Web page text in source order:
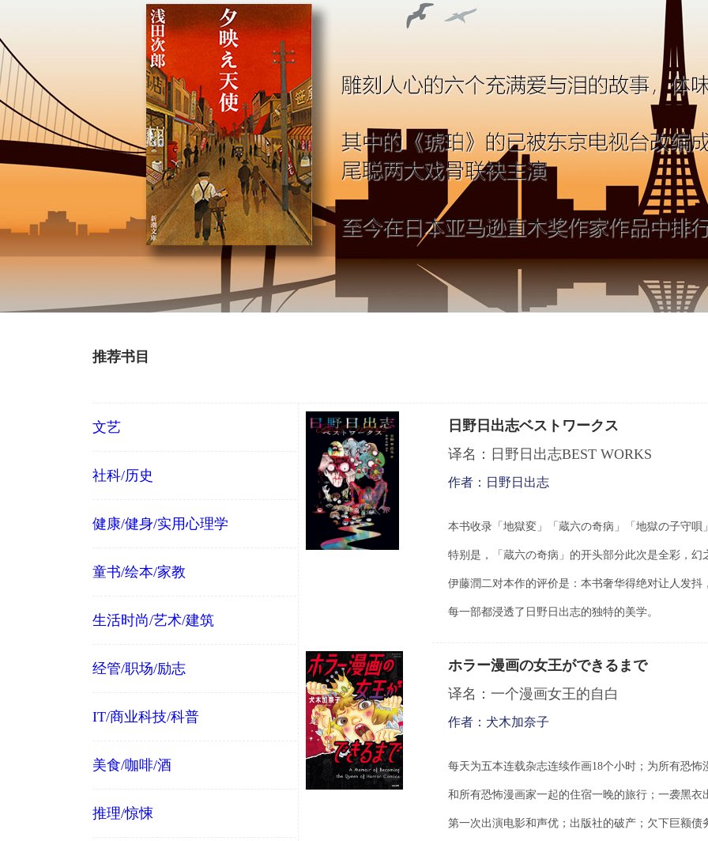
推荐书目
文艺
社科/历史
健康/健身/实用心理学
童书/绘本/家教
生活时尚/艺术/建筑
经管/职场/励志
IT/商业科技/科普
美食/咖啡/酒
推理/惊悚
日野日出志ベストワークス
译名：日野日出志BEST WORKS
作者：日野日出志
本书收录「地獄変」「蔵六の奇病」「地獄の子守唄
特别是，「蔵六の奇病」的开头部分此次是全彩，幻
伊藤潤二对本作的评价是：本书奢华得绝对让人发抖
每一部都浸透了日野日出志的独特的美学。
ホラー漫画の女王ができるまで
译名：一个漫画女王的自白
作者：犬木加奈子
每天为五本连载杂志连续作画18个小时 ； 为所有恐怖
和所有恐怖漫画家一起的住宿一晚的旅行；一袭黑衣
第一次出演电影和声优；出版社的破产 ；欠下巨额债